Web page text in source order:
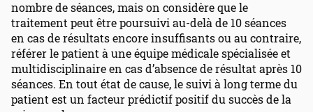
nombre de séances, mais on considère que le
traitement peut être poursuivi au-delà de 10 séances
en cas de résultats encore insuffisants ou au contraire,
référer le patient à une équipe médicale spécialisée et
multidisciplinaire en cas d’absence de résultat après 10
séances. En tout état de cause, le suivi à long terme du
patient est un facteur prédictif positif du succès de la